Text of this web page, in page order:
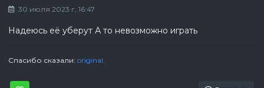
30 июля 2023 г, 16:47
Надеюсь её уберут А то невозможно играть
Спасибо сказали: original.